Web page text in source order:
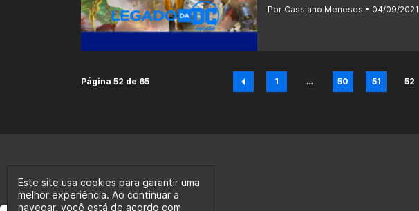
Por Cassiano Meneses 04/09/2021
Página 52 de 65
Página
1
…
Página
50
Página
51
52
Este site usa cookies para garantir uma
melhor experiência. Ao continuar a
navegar, você está de acordo com